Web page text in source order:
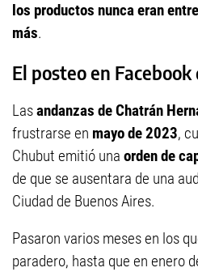
los productos nunca eran
más.
El posteo en
Lasandanzas de Chatrán
frustrarse en mayo de 2023,
Chubut emitió una orden de
de que se ausentara de una
Ciudad de Buenos Aires.
Pasaron varios meses en los
paradero, hasta que en enero